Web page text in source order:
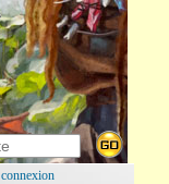
connexion